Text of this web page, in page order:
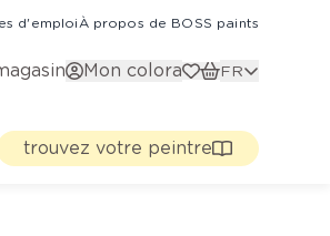
d'emploiÀ propos de BOSS paints
Mon colora FR
trouvez votre peintre